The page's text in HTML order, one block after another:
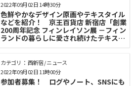
色鮮やかなデザイン原画やテキスタイル
などを紹介！ 京王百貨店 新宿店「創業
200周年記念 フィンレイソン展 －フィン
ランドの暮らしに愛され続けたテキスタ
イル－」を開催
2022年09月02日 14時30分
カテゴリ： 西新宿 / ニュース
参加者募集！ ログやノート、SNSにも
2022年09月02日 11時00分